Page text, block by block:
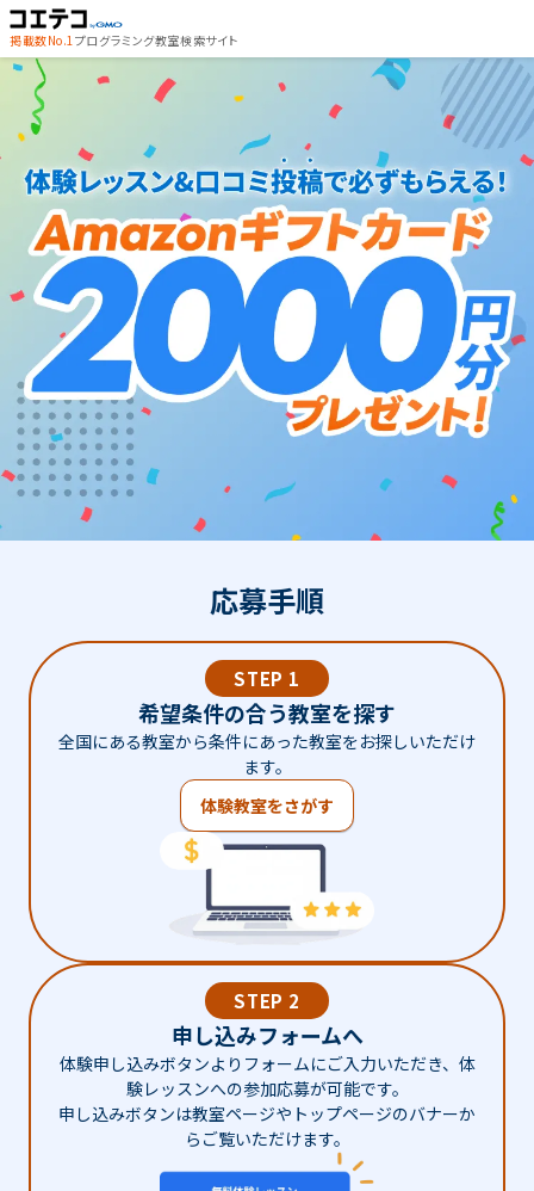
掲載数No.1プログラミング教室検索サイト
応募手順
STEP 1
希望条件の合う教室を探す
全国にある教室から条件にあった教室をお探しいただけ
ます。
体験教室をさがす
STEP 2
申し込みフォームへ
体験申し込みボタンよりフォームにご入力いただき、体
験レッスンへの参加応募が可能です。
申し込みボタンは教室ページやトップページのバナーか
らご覧いただけます。